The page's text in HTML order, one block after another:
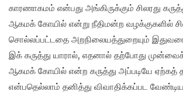
காரணாகமம் என்பது அங்கிருக்கும் சிலரது
ஆகமக் கோயில் என்று நீதிமன்ற வழக்குகளில்
சொல்லப்பட்டதை அறநிலையத்துறையும்
இக் கருத்து யாரால், எதனால் தற்போது
ஆகமக் கோயில் என்ற கருத்து அப்படியே ஏற்கத்
என்பதெல்லாம் தனித்து விவாதிக்கப்பட